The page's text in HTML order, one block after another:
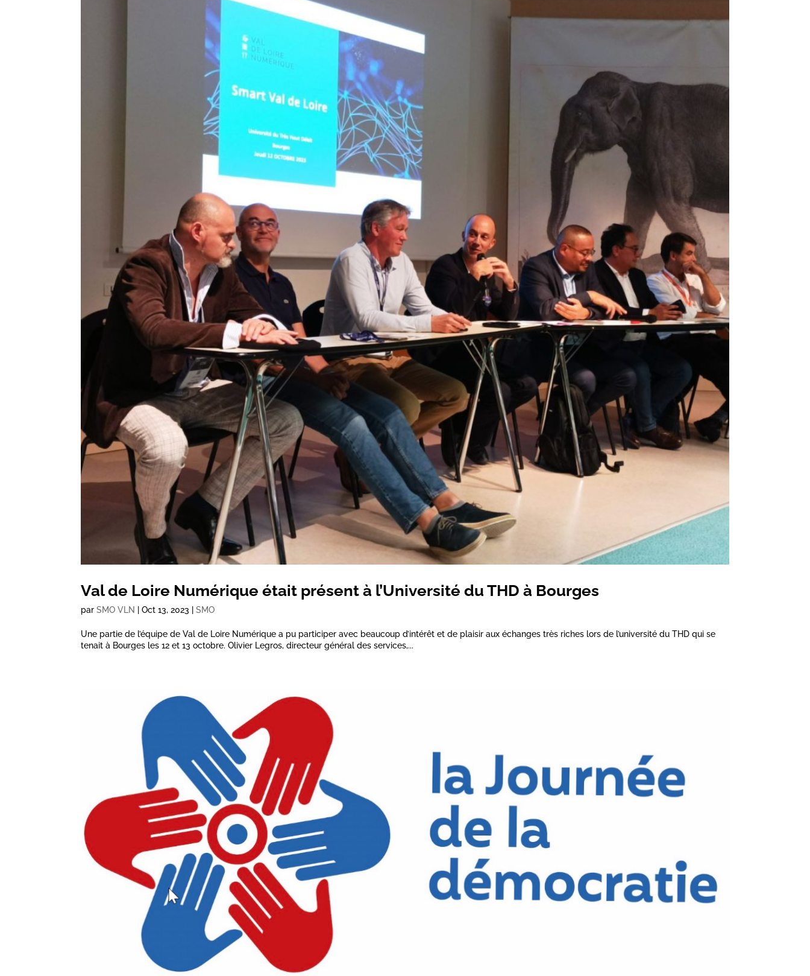
Val de Loire Numérique était présent à l’Université du THD à Bourges
parSMO VLN |Oct 13, 2023 |SMO
Une partie de l’équipe de Val de Loire Numérique a pu participer avec beaucoup d’intérêt et de plaisir aux échanges très riches lors de l’université du THD qui se
tenait à Bourges les 12 et 13 octobre. Olivier Legros, directeur général des services,...